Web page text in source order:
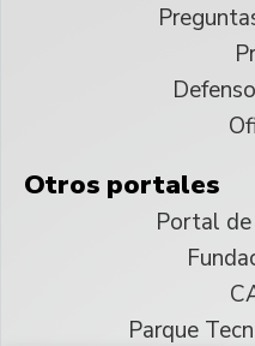
Otros portales
Portal
Parque